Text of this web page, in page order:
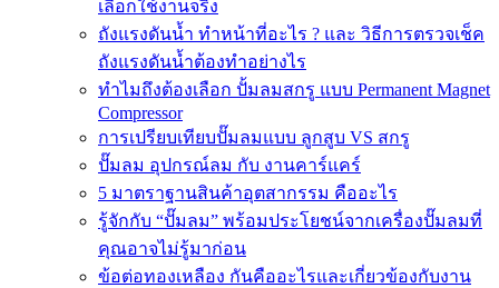
เลือกใช้งานจริง
ถังแรงดันน้ำ ทำหน้าที่อะไร ? และ วิธีการตรวจเช็ค
ถังแรงดันน้ำต้องทำอย่างไร
ทำไมถึงต้องเลือก ปั้มลมสกรู แบบ Permanent Magnet
Compressor
การเปรียบเทียบปั๊มลมแบบ ลูกสูบ VS สกรู
ปั๊มลม อุปกรณ์ลม กับ งานคาร์แคร์
5 มาตราฐานสินค้าอุตสากรรม คืออะไร
รู้จักกับ “ปั๊มลม” พร้อมประโยชน์จากเครื่องปั๊มลมที่
คุณอาจไม่รู้มาก่อน
ข้อต่อทองเหลือง กันคืออะไรและเกี่ยวข้องกับงาน